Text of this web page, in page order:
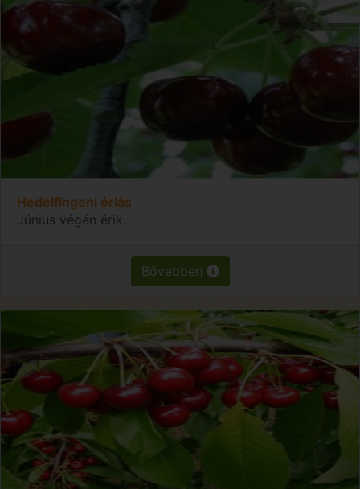
Hedelfingeni óriás
Június végén érik.
Bővebben